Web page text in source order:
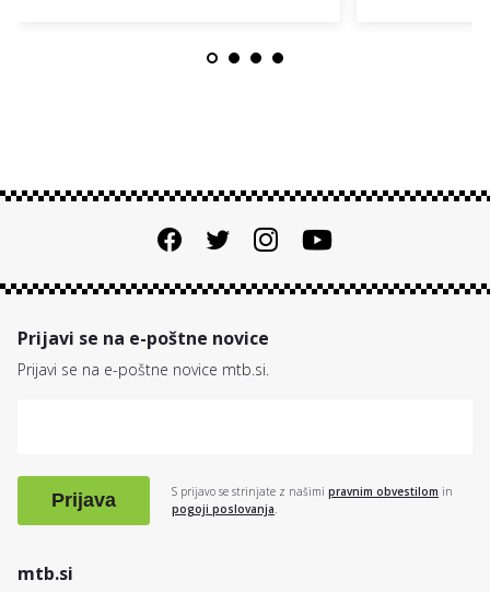
mtb.si
Prijavi se na e-poštne novice
Prijavi se na e-poštne novice mtb.si.
Prijava S prijavo se strinjate z našimi pravnim obvestilom in
pogoji poslovanja.